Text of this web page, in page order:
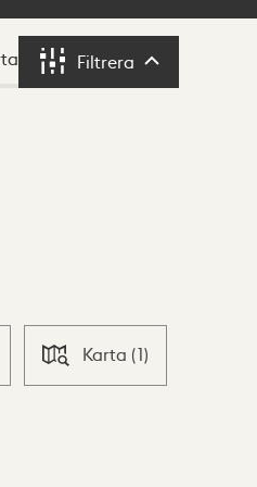
Filtrera Filtrera
Karta (1)